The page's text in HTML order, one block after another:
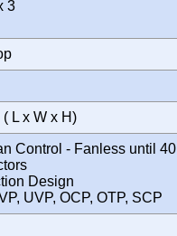
3
L x W x H)
Control - Fanless until
Design
UVP, OCP, OTP, SCP